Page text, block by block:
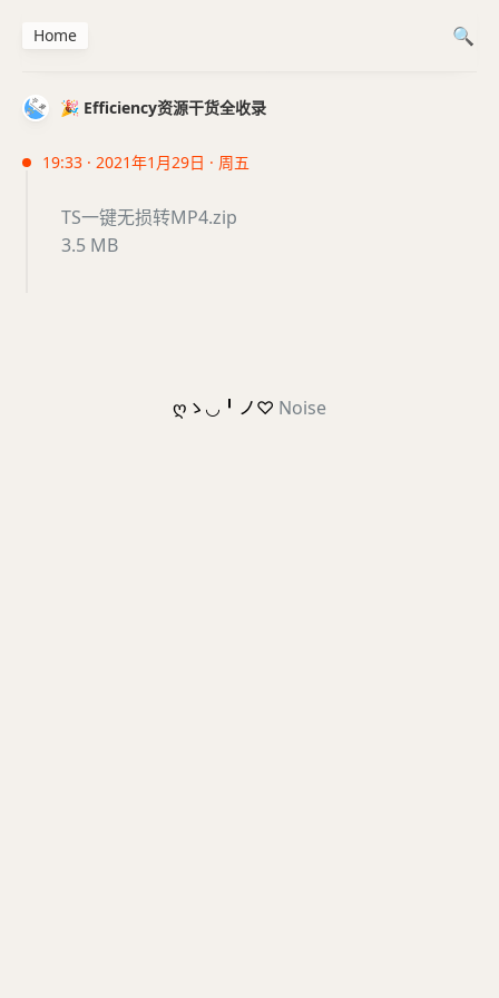
🎉 Efficiency资源干货全收录
19:33 · 2021年1月29日 · 周五
TS一键无损转MP4.zip
3.5 MB
Home
ღゝ◡╹ノ♡ Noise